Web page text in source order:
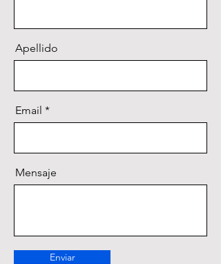
Apellido
Email
Mensaje
Enviar